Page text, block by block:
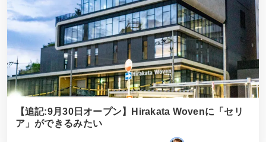
【追記:9月30日オープン】Hirakata Wovenに「セリ
ア」ができるみたい